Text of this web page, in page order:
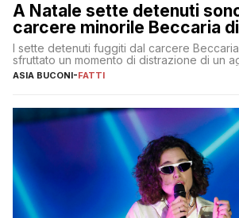
A Natale sette detenuti
carcere minorile Beccaria
I sette detenuti fuggiti dal carcere
sfruttato un momento di distrazione di un
ASIA BUCONI-FATTI